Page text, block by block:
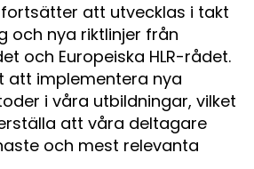
fortsätter att utvecklas i takt
och nya riktlinjer från
och Europeiska HLR-rådet.
att implementera nya
i våra utbildningar, vilket
att våra deltagare
och mest relevanta